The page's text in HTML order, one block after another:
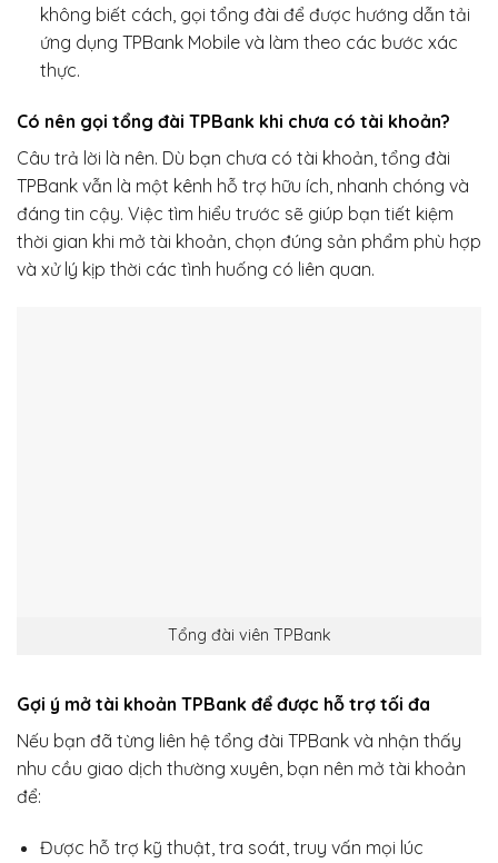
không biết cách, gọi tổng đài để được hướng dẫn tải
ứng dụng TPBank Mobile và làm theo các bước xác
thực.
Có nên gọi tổng đài TPBank khi chưa có tài khoản?
Câu trả lời là nên. Dù bạn chưa có tài khoản, tổng đài
TPBank vẫn là một kênh hỗ trợ hữu ích, nhanh chóng và
đáng tin cậy. Việc tìm hiểu trước sẽ giúp bạn tiết kiệm
thời gian khi mở tài khoản, chọn đúng sản phẩm phù hợp
và xử lý kịp thời các tình huống có liên quan.
Tổng đài viên TPBank
Gợi ý mở tài khoản TPBank để được hỗ trợ tối đa
Nếu bạn đã từng liên hệ tổng đài TPBank và nhận thấy
nhu cầu giao dịch thường xuyên, bạn nên mở tài khoản
để:
Được hỗ trợ kỹ thuật, tra soát, truy vấn mọi lúc